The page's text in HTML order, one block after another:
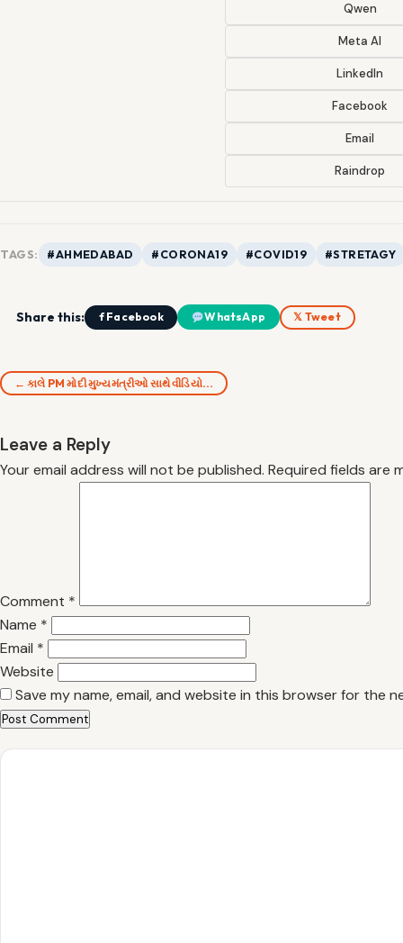
Qwen
Meta AI
LinkedIn
Facebook
Email
Raindrop
TAGS: #AHMEDABAD #CORONA19 #COVID19 #STRETAGY
Share this: f Facebook WhatsApp 𝕏 Tweet
← કાલે PM મોદી મુખ્યમંત્રીઓ સાથે વીડિયો…
Leave a Reply
Your email address will not be published. Required fields are
Comment *
Name *
Email *
Website
Save my name, email, and website in this browser for the